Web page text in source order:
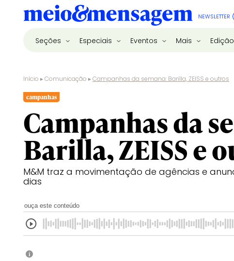
NEWSLETTER
Seções Especiais Eventos Mais
Início ▸Comunicação ▸Campanhas da semana: Barilla, ZEISS e outros
campanhas
Campanhas da
Barilla, ZEISS e
M&M traz a movimentação de agências e
dias
ouça este conteúdo
i